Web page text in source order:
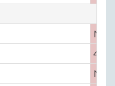
No
46
No